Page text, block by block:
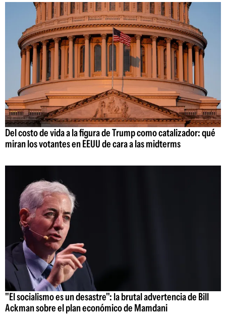
Del costo de vida a la figura de Trump como catalizador: qué
miran los votantes en EEUU de cara a las midterms
"El socialismo es un desastre": la brutal advertencia de Bill
Ackman sobre el plan económico de Mamdani